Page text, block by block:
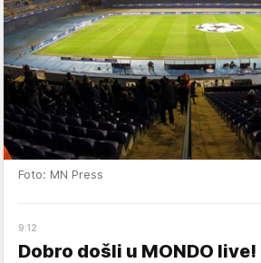
Foto: MN Press
9:12
Dobro došli u MONDO live!